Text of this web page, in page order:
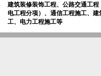
建筑装修装饰工程、公路交通工程
电工程分项）、通信工程施工、建
工、电力工程施工等